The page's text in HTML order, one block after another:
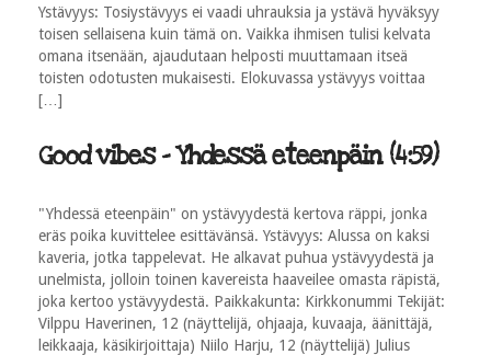
Ystävyys: Tosiystävyys ei vaadi uhrauksia ja ystävä hyväksyy
toisen sellaisena kuin tämä on. Vaikka ihmisen tulisi kelvata
omana itsenään, ajaudutaan helposti muuttamaan itseä
toisten odotusten mukaisesti. Elokuvassa ystävyys voittaa
[…]
Good vibes - Yhdessä eteenpäin (4:59)
"Yhdessä eteenpäin" on ystävyydestä kertova räppi, jonka
eräs poika kuvittelee esittävänsä. Ystävyys: Alussa on kaksi
kaveria, jotka tappelevat. He alkavat puhua ystävyydestä ja
unelmista, jolloin toinen kavereista haaveilee omasta räpistä,
joka kertoo ystävyydestä. Paikkakunta: Kirkkonummi Tekijät:
Vilppu Haverinen, 12 (näyttelijä, ohjaaja, kuvaaja, äänittäjä,
leikkaaja, käsikirjoittaja) Niilo Harju, 12 (näyttelijä) Julius